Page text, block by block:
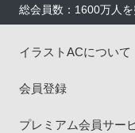
総会員数：1600万人
イラストACについて
会員登録
プレミアム会員サー